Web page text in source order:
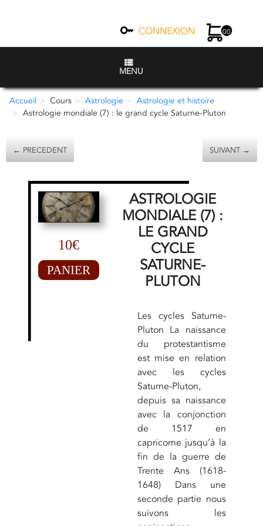
CONNEXION 00
MENU
Accueil Cours Astrologie
Astrologie et histoire
Astrologie mondiale (7) : le grand cycle Saturne-Pluton
← PRECEDENT SUIVANT →
10€
PANIER
ASTROLOGIE
MONDIALE (7) :
LE GRAND
CYCLE
SATURNE-
PLUTON
Les cycles Saturne-
Pluton La naissance
du protestantisme
est mise en relation
avec les cycles
Saturne-Pluton,
depuis sa naissance
avec la conjonction
de 1517 en
capricorne jusqu’à la
fin de la guerre de
Trente Ans (1618-
1648) Dans une
seconde partie nous
suivons les